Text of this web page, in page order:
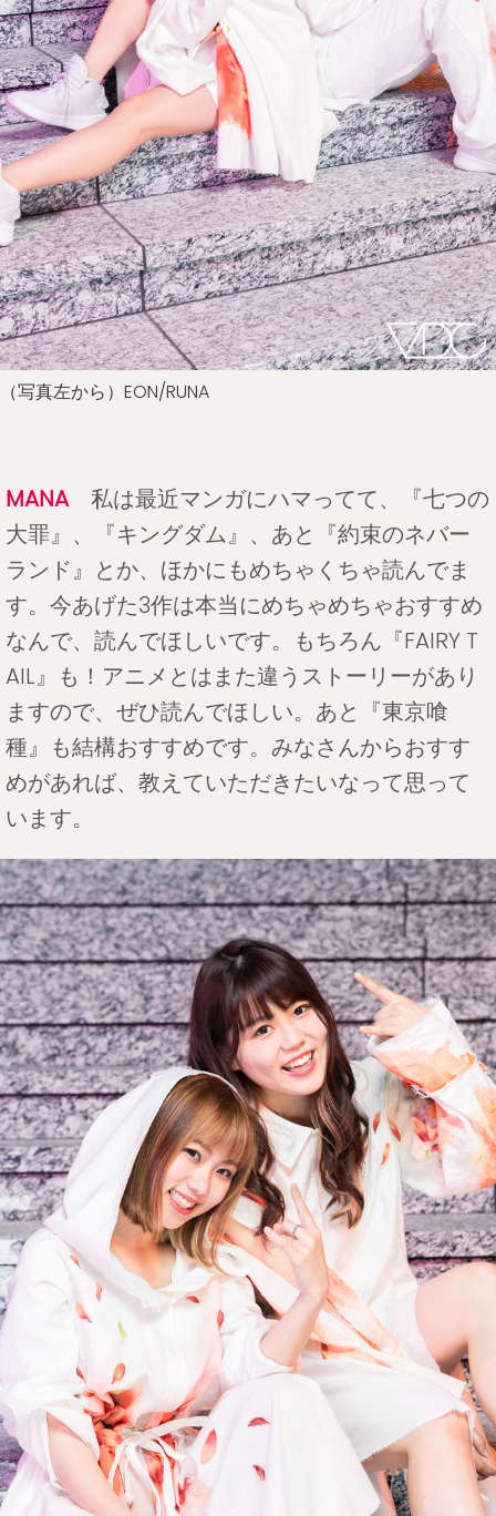
（写真左から）EON/RUNA
MANA私は最近マンガにハマってて、『七つの
大罪』、『キングダム』、あと『約束のネバー
ランド』とか、ほかにもめちゃくちゃ読んでま
す。今あげた3作は本当にめちゃめちゃおすすめ
なんで、読んでほしいです。もちろん『FAIRY T
AIL』も！アニメとはまた違うストーリーがあり
ますので、ぜひ読んでほしい。あと『東京喰
種』も結構おすすめです。みなさんからおすす
めがあれば、教えていただきたいなって思って
います。